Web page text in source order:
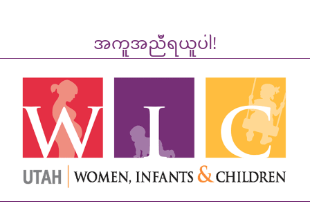
အကူအညီရယူပါ!